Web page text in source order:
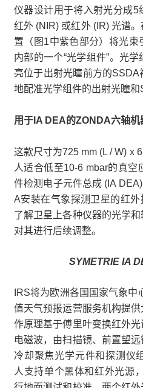
仪器设计用于将入射光分成5
红外 (NIR) 或红外 (IR) 光谱
置（图1中紫色部分）将光束
内部的一个“光学组件”。光
亮位于出射光瞳前方的
地配准光学组件的出射光瞳和
用于IA DEA的ZONDA六轴机
这款尺寸为725 mm (L / W) x
人适合低至10-6 mbar的真空
件检测电子元件总成 (IA
A安装在气象探测卫星的红
了解卫星上各种仪器的光学
对其进行后续调整。
SYMETRIE IA
IRS将为欧洲各国国家气象
值天气预报运营服务机构提
作原理基于傅里叶变换红外
电磁波，由扫描镜、前置望远
冷却聚焦光学元件和探测仪
人支持单个黑体和红外光源